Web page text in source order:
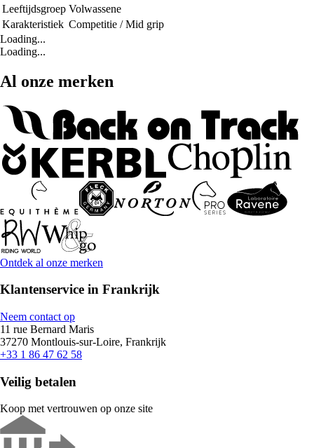
Leeftijdsgroep Volwassene
Karakteristiek Competitie / Mid grip
Loading...
Loading...
Al onze merken
Ontdek al onze merken
Klantenservice in Frankrijk
Neem contact op
11 rue Bernard Maris
37270 Montlouis-sur-Loire, Frankrijk
+33 1 86 47 62 58
Veilig betalen
Koop met vertrouwen op onze site